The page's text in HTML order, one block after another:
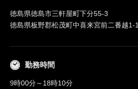
徳島県徳島市三軒屋町下分55-3
徳島県板野郡松茂町中喜来宮前二番越1-1
勤務時間
9時00分～18時10分